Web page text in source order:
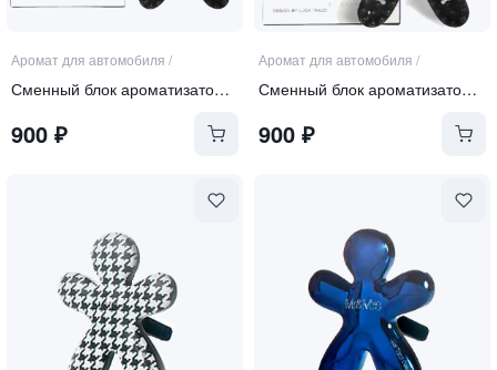
Аромат для автомобиля /
Сменный блок ароматизатора "BLACK TEA"
900 ₽
Аромат для автомобиля /
Сменный блок ароматизатора "BLACK ORCHID"
900₽